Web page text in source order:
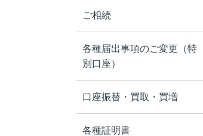
ご相続
各種届出事項のご変更（特
別口座）
口座振替・買取・買増
各種証明書